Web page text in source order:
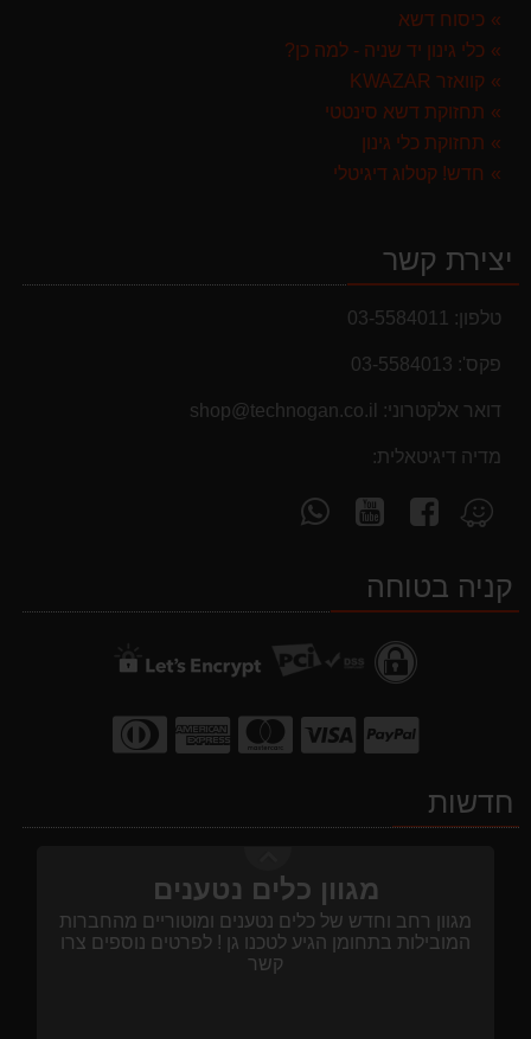
999.00 ₪כיסוח דשא
כלי גינון יד שניה - למה כן?
קוואזר KWAZAR
תחזוקת דשא סינטטי
תחזוקת כלי גינון
חדש! קטלוג דיגיטלי
יצירת קשר
טלפון: 03-5584011
פקס': 03-5584013
דואר אלקטרוני: shop@technogan.co.il
מדיה דיגיטאלית:
מצא
אותנו
Waze
עקוב
אחרינו
facebook
עקוב
אחרינו
קניה בטוחה
חדשות
המבצעים באופן יומי
מגוון רחב וחדש של כלים נטענים ומוטוריים מהחברות
המובילות בתחומן הגיע לטכנו גן ! לפרטים נוספים צרו
שירות לקוחות
שירות הלקוחות נותן מענה בכל נושא וסביב השעון בטלפון